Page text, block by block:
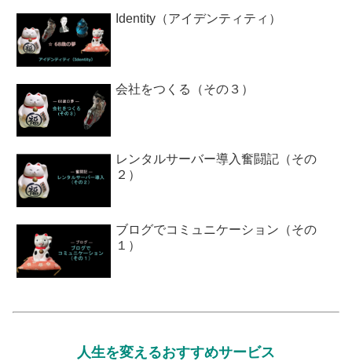
Identity（アイデンティティ）
会社をつくる（その３）
レンタルサーバー導入奮闘記（その
２）
ブログでコミュニケーション（その
１）
人生を変えるおすすめサービス